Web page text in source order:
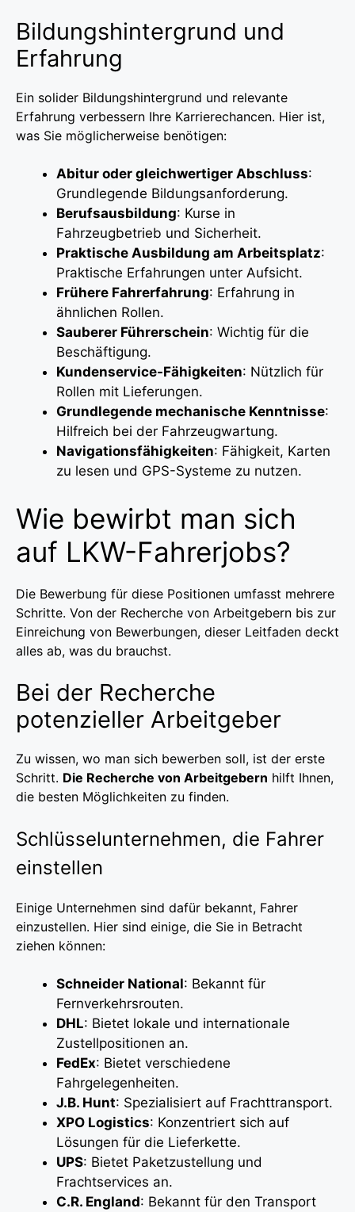
Bildungshintergrund und
Erfahrung
Ein solider Bildungshintergrund und relevante
Erfahrung verbessern Ihre Karrierechancen. Hier ist,
was Sie möglicherweise benötigen:
Abitur oder gleichwertiger Abschluss:
Grundlegende Bildungsanforderung.
Berufsausbildung: Kurse in
Fahrzeugbetrieb und Sicherheit.
Praktische Ausbildung am Arbeitsplatz:
Praktische Erfahrungen unter Aufsicht.
Frühere Fahrerfahrung: Erfahrung in
ähnlichen Rollen.
Sauberer Führerschein: Wichtig für die
Beschäftigung.
Kundenservice-Fähigkeiten: Nützlich für
Rollen mit Lieferungen.
Grundlegende mechanische Kenntnisse:
Hilfreich bei der Fahrzeugwartung.
Navigationsfähigkeiten: Fähigkeit, Karten
zu lesen und GPS-Systeme zu nutzen.
Wie bewirbt man sich
auf LKW-Fahrerjobs?
Die Bewerbung für diese Positionen umfasst mehrere
Schritte. Von der Recherche von Arbeitgebern bis zur
Einreichung von Bewerbungen, dieser Leitfaden deckt
alles ab, was du brauchst.
Bei der Recherche
potenzieller Arbeitgeber
Zu wissen, wo man sich bewerben soll, ist der erste
Schritt. Die Recherche von Arbeitgebern hilft Ihnen,
die besten Möglichkeiten zu finden.
Schlüsselunternehmen, die Fahrer
einstellen
Einige Unternehmen sind dafür bekannt, Fahrer
einzustellen. Hier sind einige, die Sie in Betracht
ziehen können:
Schneider National: Bekannt für
Fernverkehrsrouten.
DHL: Bietet lokale und internationale
Zustellpositionen an.
FedEx: Bietet verschiedene
Fahrgelegenheiten.
J.B. Hunt: Spezialisiert auf Frachttransport.
XPO Logistics: Konzentriert sich auf
Lösungen für die Lieferkette.
UPS: Bietet Paketzustellung und
Frachtservices an.
C.R. England: Bekannt für den Transport